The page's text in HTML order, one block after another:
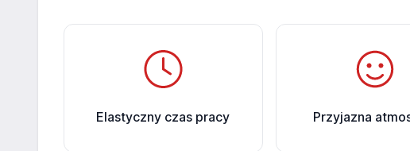
Elastyczny czas pracy Przyjazna